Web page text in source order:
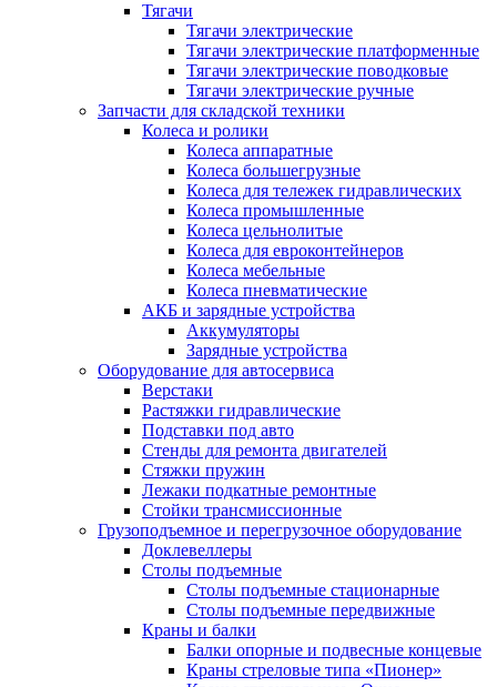
Тягачи
Тягачи электрические
Тягачи электрические платформенные
Тягачи электрические поводковые
Тягачи электрические ручные
Запчасти для складской техники
Колеса и ролики
Колеса аппаратные
Колеса большегрузные
Колеса для тележек гидравлических
Колеса промышленные
Колеса цельнолитые
Колеса для евроконтейнеров
Колеса мебельные
Колеса пневматические
АКБ и зарядные устройства
Аккумуляторы
Зарядные устройства
Оборудование для автосервиса
Верстаки
Растяжки гидравлические
Подставки под авто
Стенды для ремонта двигателей
Стяжки пружин
Лежаки подкатные ремонтные
Стойки трансмиссионные
Грузоподъемное и перегрузочное оборудование
Доклевеллеры
Столы подъемные
Столы подъемные стационарные
Столы подъемные передвижные
Краны и балки
Балки опорные и подвесные концевые
Краны стреловые типа «Пионер»